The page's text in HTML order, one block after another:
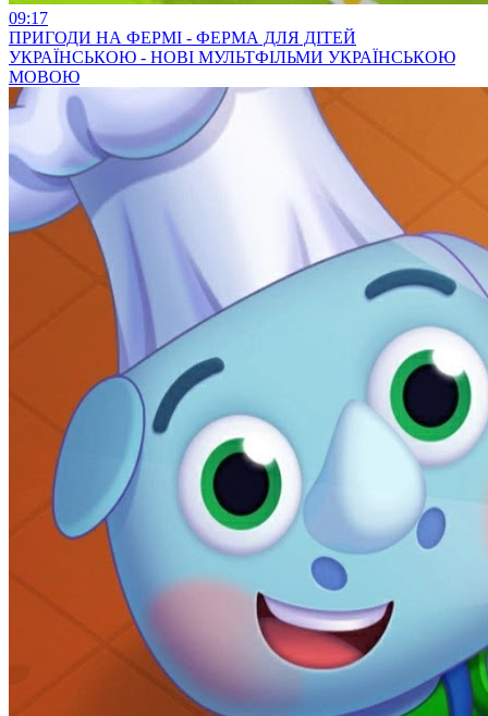
09:17
ПРИГОДИ НА ФЕРМІ - ФЕРМА ДЛЯ ДІТЕЙ
УКРАЇНСЬКОЮ - НОВІ МУЛЬТФІЛЬМИ УКРАЇНСЬКОЮ
МОВОЮ